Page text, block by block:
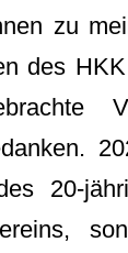
zu
des
20-